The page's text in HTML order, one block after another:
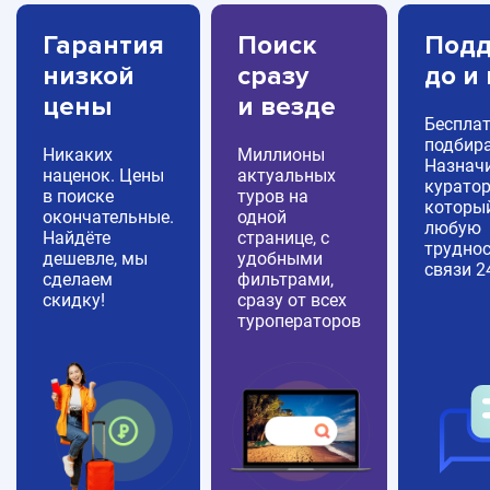
Гарантия
низкой
цены
Никаких
наценок. Цены
в поиске
окончательные.
Найдёте
дешевле, мы
сделаем
скидку!
Поиск
сразу
и везде
Миллионы
актуальных
туров на
одной
странице, с
удобными
фильтрами,
сразу от всех
туроператоров
до и
любую
связи